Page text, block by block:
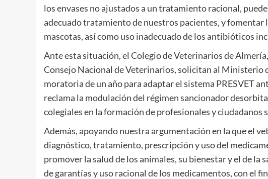
los envases no ajustados a un tratamiento racional,
adecuado tratamiento de nuestros pacientes, y fomentar
mascotas, así como uso inadecuado de los antibióticos
Ante esta situación, el Colegio de Veterinarios de
Consejo Nacional de Veterinarios, solicitan al Ministerio
moratoria de un año para adaptar el sistema PRESVET
reclama la modulación del régimen sancionador
colegiales en la formación de profesionales y
Además, apoyando nuestra argumentación en la que el
diagnóstico, tratamiento, prescripción y uso del
promover la salud de los animales, su bienestar y el de la
de garantías y uso racional de los medicamentos, con el